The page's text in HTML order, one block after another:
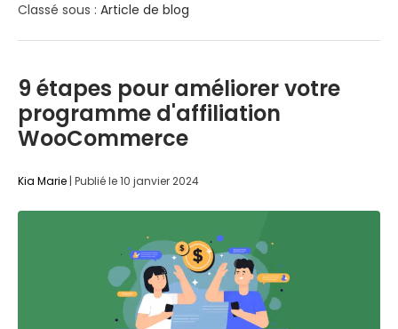
Classé sous : Article de blog
9 étapes pour améliorer votre
programme d'affiliation
WooCommerce
Kia Marie Publié le10 janvier 2024